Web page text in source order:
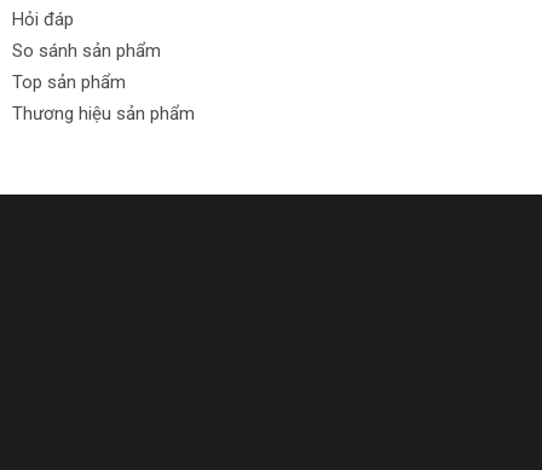
Cam kết từ Thích Tự Làm:
Hãy tham gia mua hàng ngay để trải nghiệm:
Sản phẩm chính hãng từ các thương hiệu uy tín.
Hỏi đáp
So sánh sản phẩm
Top sản phẩm
Thương hiệu sản phẩm